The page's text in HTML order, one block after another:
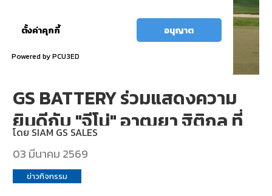
ตั้งค่าคุกกี้ อนุญาต
Powered by PCU3ED
เเบต
เต
บริการ
ของ
เรา
ค้นหา
ร้าน
แบตเตอรี่
GS BATTERY ร่วมแสดงความ
ยินดีกับ "จีโน่" อาฒยา ฐิติกุล ที่
คว้าแชมป์ HONDA LPGA
THAILAND 2026
โดย SIAM GS SALES
03 มีนาคม 2569
ข่าวกิจกรรม